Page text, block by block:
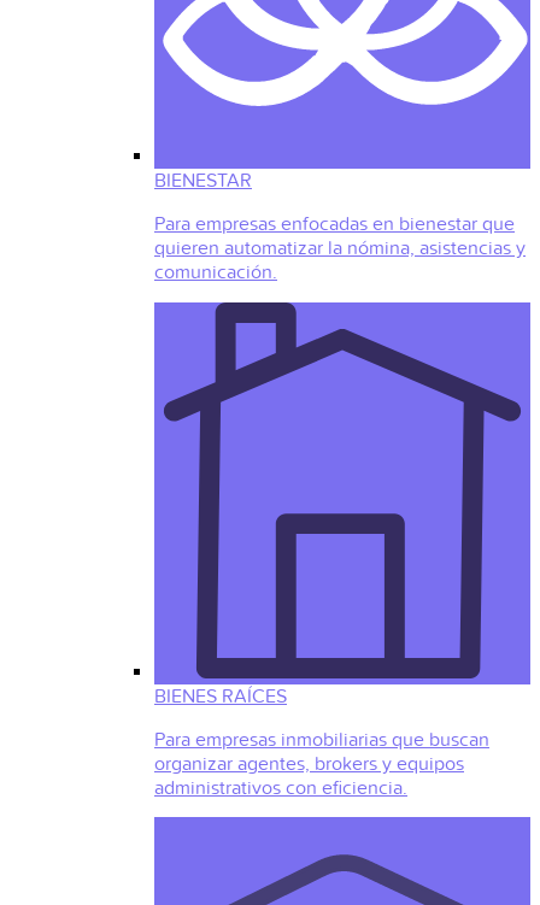
BIENESTAR
Para empresas enfocadas en bienestar que
quieren automatizar la nómina, asistencias y
comunicación.
BIENES RAÍCES
Para empresas inmobiliarias que buscan
organizar agentes, brokers y equipos
administrativos con eficiencia.